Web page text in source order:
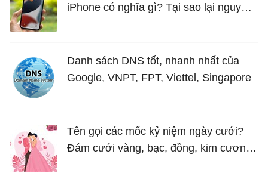
iPhone có nghĩa gì? Tại sao lại nguy
Danh sách DNS tốt, nhanh nhất của
Google, VNPT, FPT, Viettel, Singapore
Tên gọi các mốc kỷ niệm ngày cưới?
Đám cưới vàng, bạc, đồng, kim cương